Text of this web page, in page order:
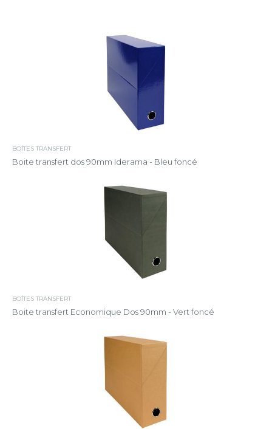
BOÎTES TRANSFERT
Boite transfert dos 90mm Iderama - Bleu foncé
BOÎTES TRANSFERT
Boite transfert Economique Dos 90mm - Vert foncé